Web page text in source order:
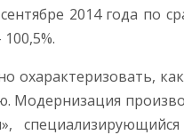
2014 года
охарактеризовать,
Модернизация